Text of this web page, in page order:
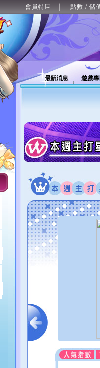
會員特區 點數 / 儲
最新消息 遊戲